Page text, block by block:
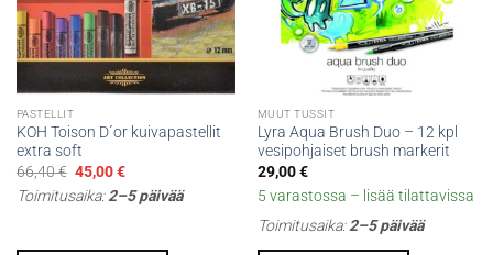
PASTELLIT
KOH Toison D´or kuivapastellit
extra soft
66,40€ Alkuperäinen
hinta
oli:
45,00€Nykyinen
on:
Toimitusaika:2–5 päivää
MUUT TUSSIT
Lyra Aqua Brush Duo – 12 kpl
vesipohjaiset brush markerit
29,00€
5 varastossa – lisää tilattavissa
Toimitusaika:2–5 päivää